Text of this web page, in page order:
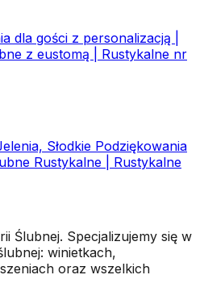
dla gości z personalizacją |
z eustomą | Rustykalne nr
Słodkie Podziękowania
Rustykalne | Rustykalne
Ślubnej. Specjalizujemy się w
winietkach,
oraz wszelkich